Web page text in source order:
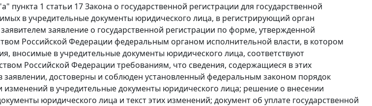
пункта 1 статьи 17 Закона о государственной регистрации для государственной
в учредительные документы юридического лица, в регистрирующий орган
заявление о государственной регистрации по форме, утвержденной
Российской Федерации федеральным органом исполнительной власти, в котором
вносимые в учредительные документы юридического лица, соответствуют
Российской Федерации требованиям, что сведения, содержащиеся в этих
заявлении, достоверны и соблюден установленный федеральным законом порядок
в учредительные документы юридического лица; решение о внесении
юридического лица и текст этих изменений; документ об уплате государственной